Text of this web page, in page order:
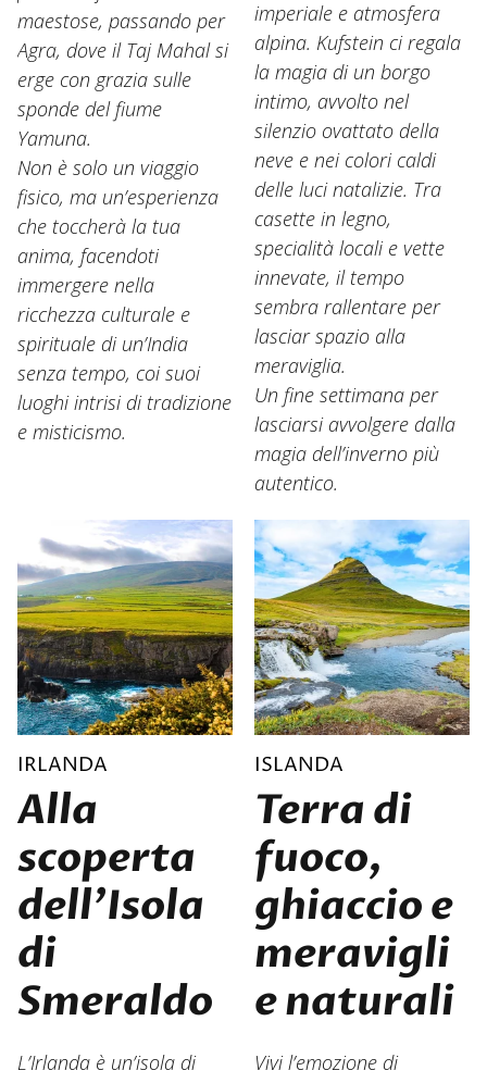
maestose, passando per
Agra, dove il Taj Mahal si
erge con grazia sulle
sponde del fiume
Yamuna.
Non è solo un viaggio
fisico, ma un’esperienza
che toccherà la tua
anima, facendoti
immergere nella
ricchezza culturale e
spirituale di un’India
senza tempo, coi suoi
luoghi intrisi di tradizione
e misticismo.
imperiale e atmosfera
alpina. Kufstein ci regala
la magia di un borgo
intimo, avvolto nel
silenzio ovattato della
neve e nei colori caldi
delle luci natalizie. Tra
casette in legno,
specialità locali e vette
innevate, il tempo
sembra rallentare per
lasciar spazio alla
meraviglia.
Un fine settimana per
lasciarsi avvolgere dalla
magia dell’inverno più
autentico.
IRLANDA
Alla
scoperta
dell’Isola
di
Smeraldo
L’Irlanda è un’isola di
ISLANDA
Terra di
fuoco,
ghiaccio e
meravigli
e naturali
Vivi l’emozione di